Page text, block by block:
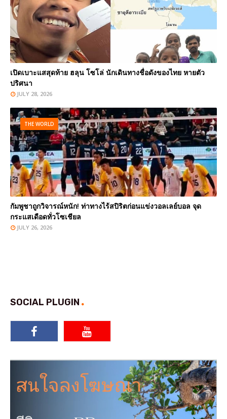
เปิดเบาะแสสุดท้าย ฮลุน โซโล่ นักเดินทางชื่อดังของไทย หายตัว
ปริศนา
JULY 28, 2026
THE WORLD
กัมพูชาถูกวิจารณ์หนัก! ท่าทางไร้สปิริตก่อนแข่งวอลเลย์บอล จุด
กระแสเดือดทั่วโซเชียล
JULY 26, 2026
SOCIAL PLUGIN